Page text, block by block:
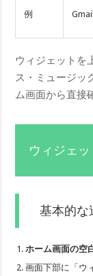
例
ウィジェットを
ス・ミュージッ
ム画面から直接
ウィジェ
基本的な
ホーム画面の空
画面下部に「ウ